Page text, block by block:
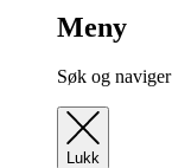
Meny
Søk og naviger
Lukk